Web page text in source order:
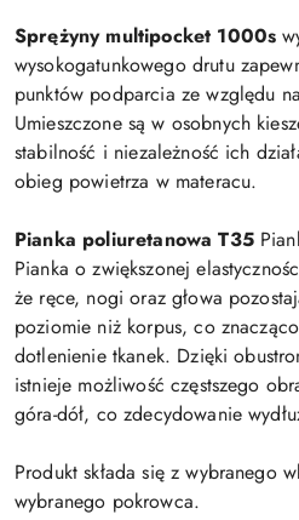
Sprężyny multipocket 1000s
wysokogatunkowego drutu
punktów podparcia ze względu
Umieszczone są w osobnych
stabilność i niezależność ich
obieg powietrza w materacu.
Pianka poliuretanowa T35
Pianka o zwiększonej
że ręce, nogi oraz głowa
poziomie niż korpus, co
dotlenienie tkanek. Dzięki
istnieje możliwość częstszego
góra-dół, co zdecydowanie
Produkt składa się z wybranego
wybranego pokrowca.